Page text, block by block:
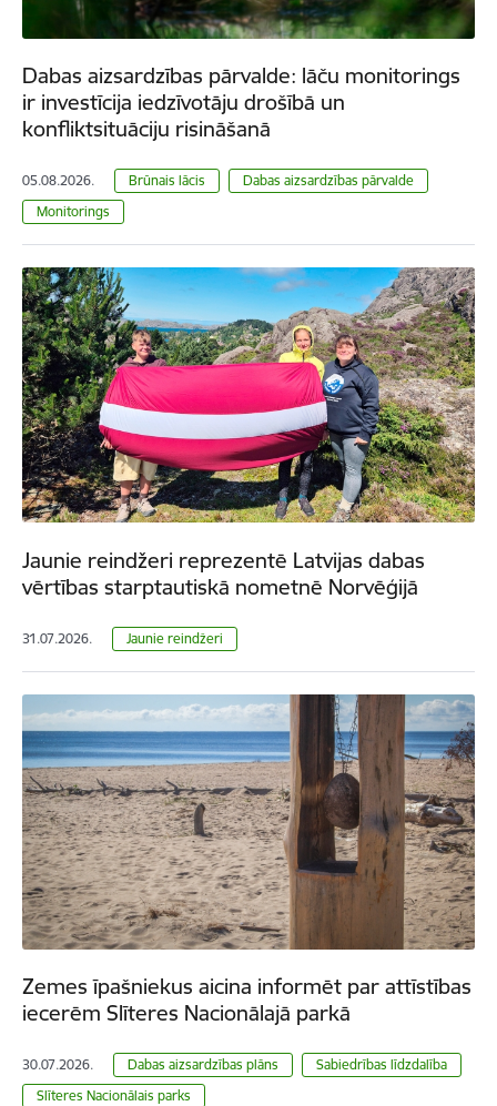
Dabas aizsardzības pārvalde: lāču monitorings
ir investīcija iedzīvotāju drošībā un
konfliktsituāciju risināšanā
05.08.2026. Brūnais lācis
Dabas aizsardzības pārvalde
Monitorings
Jaunie reindžeri reprezentē Latvijas dabas
vērtības starptautiskā nometnē Norvēģijā
31.07.2026. Jaunie reindžeri
Zemes īpašniekus aicina informēt par attīstības
iecerēm Slīteres Nacionālajā parkā
30.07.2026. Dabas aizsardzības plāns
Sabiedrības līdzdalība
Slīteres Nacionālais parks